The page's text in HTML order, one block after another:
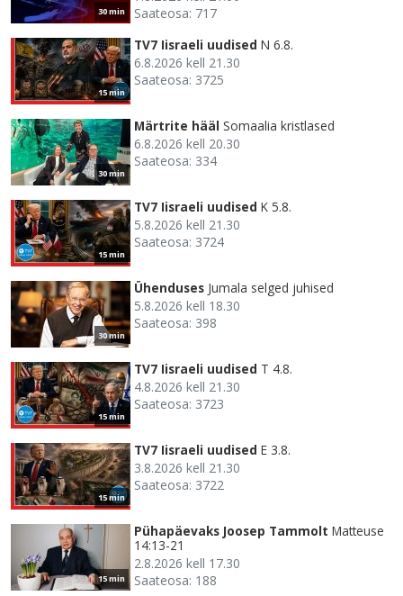
30 min
Saateosa: 717
15 min
TV7 Iisraeli uudised N 6.8.
6.8.2026 kell 21.30
Saateosa: 3725
30 min
Märtrite hääl Somaalia kristlased
6.8.2026 kell 20.30
Saateosa: 334
15 min
TV7 Iisraeli uudised K 5.8.
5.8.2026 kell 21.30
Saateosa: 3724
30 min
Ühenduses Jumala selged juhised
5.8.2026 kell 18.30
Saateosa: 398
15 min
TV7 Iisraeli uudised T 4.8.
4.8.2026 kell 21.30
Saateosa: 3723
15 min
TV7 Iisraeli uudised E 3.8.
3.8.2026 kell 21.30
Saateosa: 3722
15 min
Pühapäevaks Joosep Tammolt Matteuse
14:13-21
2.8.2026 kell 17.30
Saateosa: 188